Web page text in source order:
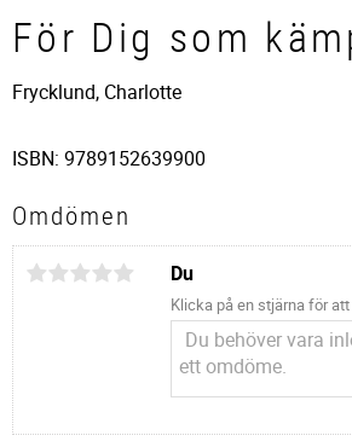
För Dig som
Frycklund, Charlotte
ISBN: 9789152639900
Omdömen
Du
Klicka på en stjärna för